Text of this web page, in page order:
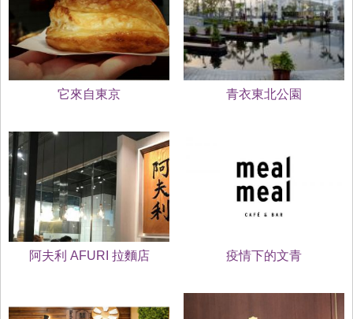
它來自東京 青衣東北公園
阿夫利 AFURI 拉麵店 疫情下的文青